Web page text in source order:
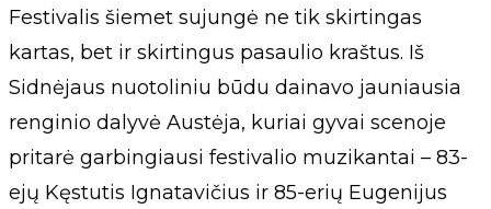
Festivalis šiemet sujungė ne tik skirtingas
kartas, bet ir skirtingus pasaulio kraštus. Iš
Sidnėjaus nuotoliniu būdu dainavo jauniausia
renginio dalyvė Austėja, kuriai gyvai scenoje
pritarė garbingiausi festivalio muzikantai – 83-
ejų Kęstutis Ignatavičius ir 85-erių Eugenijus